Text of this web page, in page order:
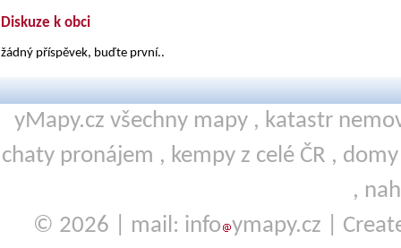
Diskuze k obci
žádný příspěvek, buďte první..
yMapy.cz všechny mapy , katastr
chaty pronájem , kempy z celé ČR ,
,
© 2026 | mail: info ymapy.cz |